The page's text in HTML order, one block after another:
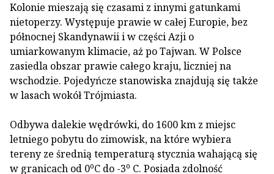
Kolonie mieszają się czasami z innymi gatunkami
nietoperzy. Występuje prawie w całej Europie, bez
północnej Skandynawii i w części Azji o
umiarkowanym klimacie, aż po Tajwan. W Polsce
zasiedla obszar prawie całego kraju, liczniej na
wschodzie. Pojedyńcze stanowiska znajdują się także
w lasach wokół Trójmiasta.
Odbywa dalekie wędrówki, do 1600 km z miejsc
letniego pobytu do zimowisk, na które wybiera
tereny ze średnią temperaturą stycznia wahającą się
w granicach od 0oC do -3o C. Posiada zdolność